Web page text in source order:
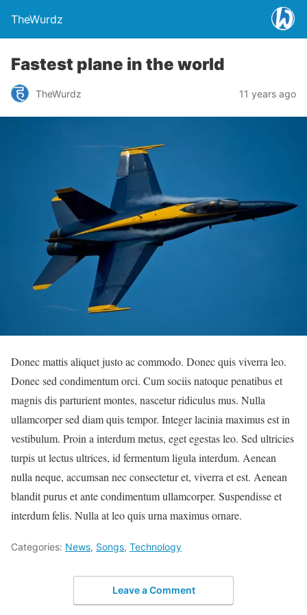
TheWurdz
Fastest plane in the world
TheWurdz 11 years ago
Donec mattis aliquet justo ac commodo. Donec quis viverra leo.
Donec sed condimentum orci. Cum sociis natoque penatibus et
magnis dis parturient montes, nascetur ridiculus mus. Nulla
ullamcorper sed diam quis tempor. Integer lacinia maximus est in
vestibulum. Proin a interdum metus, eget egestas leo. Sed ultricies
turpis ut lectus ultrices, id fermentum ligula interdum. Aenean
nulla neque, accumsan nec consectetur et, viverra et est. Aenean
blandit purus et ante condimentum ullamcorper. Suspendisse et
interdum felis. Nulla at leo quis urna maximus ornare.
Categories: News, Songs, Technology
Leave a Comment